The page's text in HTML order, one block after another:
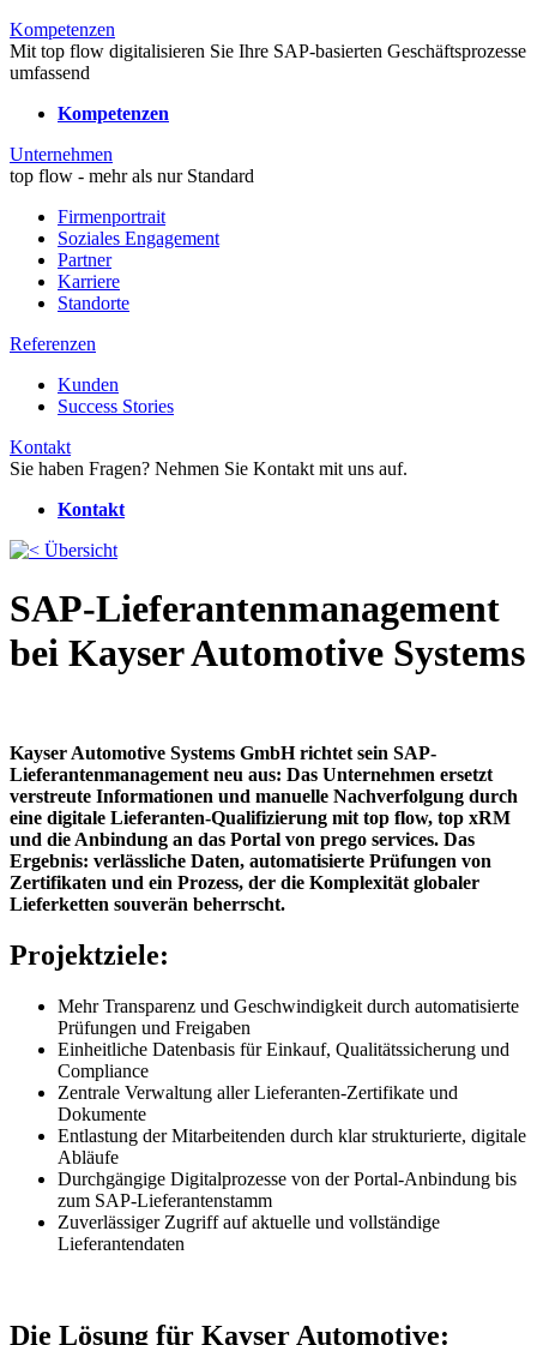
Kompetenzen
Mit top flow digitalisieren Sie Ihre SAP-basierten Geschäftsprozesse
umfassend
Kompetenzen
Unternehmen
top flow - mehr als nur Standard
Firmenportrait
Soziales Engagement
Partner
Karriere
Standorte
Referenzen
Kunden
Success Stories
Kontakt
Sie haben Fragen? Nehmen Sie Kontakt mit uns auf.
Kontakt
Übersicht
SAP-Lieferantenmanagement
bei Kayser Automotive Systems
Kayser Automotive Systems GmbH richtet sein SAP-
Lieferantenmanagement neu aus: Das Unternehmen ersetzt
verstreute Informationen und manuelle Nachverfolgung durch
eine digitale Lieferanten-Qualifizierung mit top flow, top xRM
und die Anbindung an das Portal von prego services. Das
Ergebnis: verlässliche Daten, automatisierte Prüfungen von
Zertifikaten und ein Prozess, der die Komplexität globaler
Lieferketten souverän beherrscht.
Projektziele:
Mehr Transparenz und Geschwindigkeit durch automatisierte
Prüfungen und Freigaben
Einheitliche Datenbasis für Einkauf, Qualitätssicherung und
Compliance
Zentrale Verwaltung aller Lieferanten-Zertifikate und
Dokumente
Entlastung der Mitarbeitenden durch klar strukturierte, digitale
Abläufe
Durchgängige Digitalprozesse von der Portal-Anbindung bis
zum SAP-Lieferantenstamm
Zuverlässiger Zugriff auf aktuelle und vollständige
Lieferantendaten
Die Lösung für Kayser Automotive: